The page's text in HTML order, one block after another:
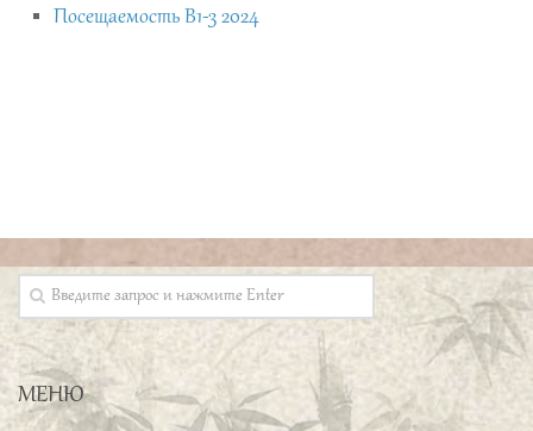
Посещаемость В1-3 2024
МЕНЮ
Выражаю сердечную
набранного темпа!
Строшков Валерий
Хотел бы отметить высокую